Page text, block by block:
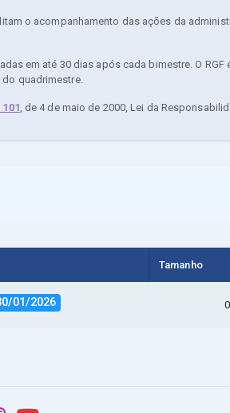
o acompanhamento das ações da
em até 30 dias após cada bimestre. O
quadrimestre.
, de 4 de maio de 2000, Lei da
Tamanho
01/2026